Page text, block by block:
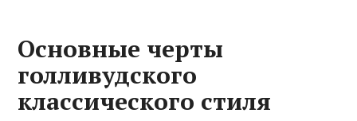
Основные черты
голливудского
классического стиля